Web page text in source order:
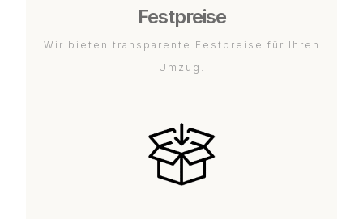
Festpreise
Wir bieten transparente Festpreise für Ihren
Umzug.